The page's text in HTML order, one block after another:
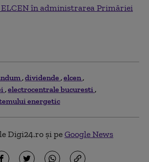
în administrarea Primăriei
dividende elcen
electrocentrale bucuresti
energetic
Digi24.ro și peGoogle News